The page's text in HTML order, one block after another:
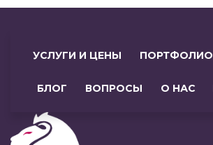
УСЛУГИ И ЦЕНЫ ПОРТФОЛИО
БЛОГ ВОПРОСЫ О НАС